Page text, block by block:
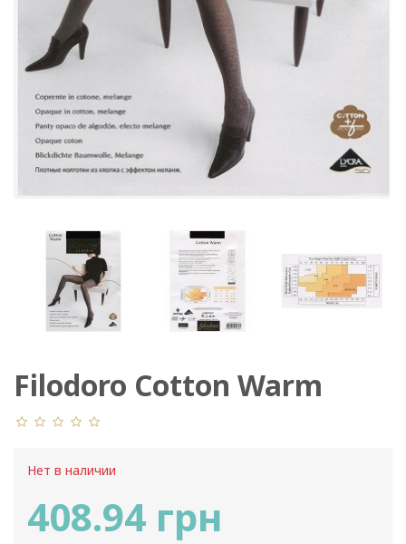
Filodoro Cotton Warm
Нет в наличии
408.94 грн